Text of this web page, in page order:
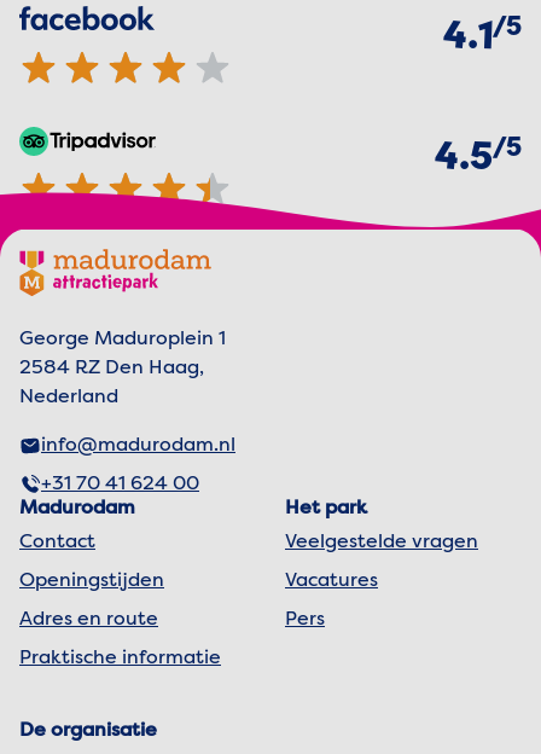
Facebook
4.1 van 5 sterren 4.1
van 5
TripAdvisor
4.5 van 5 sterren 4.5
van 5
Footer menu
Madurodam logo, naar de homepage
George Maduroplein 1
2584 RZ Den Haag,
Nederland
info@madurodam.nl
+31 70 41 624 00
Madurodam
Contact
Openingstijden
Adres en route
Praktische informatie
Het park
Veelgestelde vragen
Vacatures
Pers
De organisatie